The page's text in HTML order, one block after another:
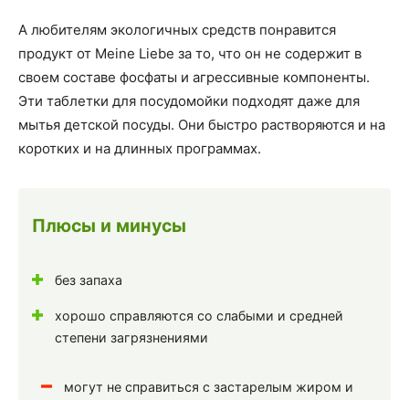
А любителям экологичных средств понравится
продукт от Meine Liebe за то, что он не содержит в
своем составе фосфаты и агрессивные компоненты.
Эти таблетки для посудомойки подходят даже для
мытья детской посуды. Они быстро растворяются и на
коротких и на длинных программах.
Плюсы и минусы
без запаха
хорошо справляются со слабыми и средней
степени загрязнениями
могут не справиться с застарелым жиром и